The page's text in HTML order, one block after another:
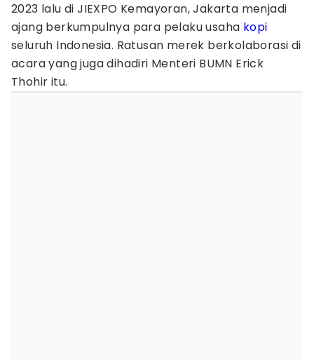
2023 lalu di JIEXPO Kemayoran, Jakarta menjadi
ajang berkumpulnya para pelaku usaha kopi
seluruh Indonesia. Ratusan merek berkolaborasi di
acara yang juga dihadiri Menteri BUMN Erick
Thohir itu.